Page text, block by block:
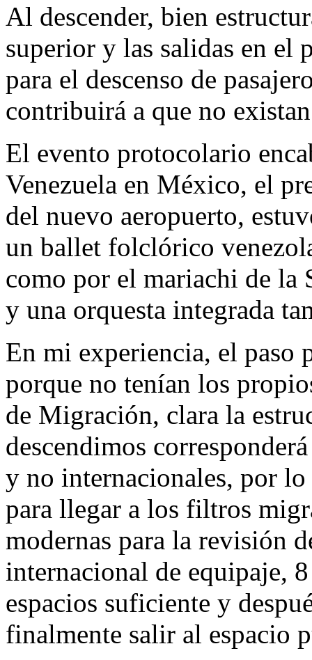
Al descender, bien
superior y las salidas en el
para el descenso de
contribuirá a que no
El evento protocolario
Venezuela en México, el
del nuevo aeropuerto,
un ballet folclórico
como por el mariachi de la
y una orquesta integrada
En mi experiencia, el
porque no tenían los
de Migración, clara la
descendimos
y no internacionales, por
para llegar a los filtros
modernas para la revisión
internacional de equipaje,
espacios suficiente y
finalmente salir al espacio